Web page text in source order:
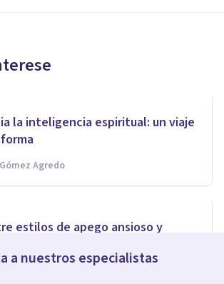
la inteligencia espiritual: un viaje
Agredo
estilos de apego ansioso y
psicológico
a nuestros especialistas